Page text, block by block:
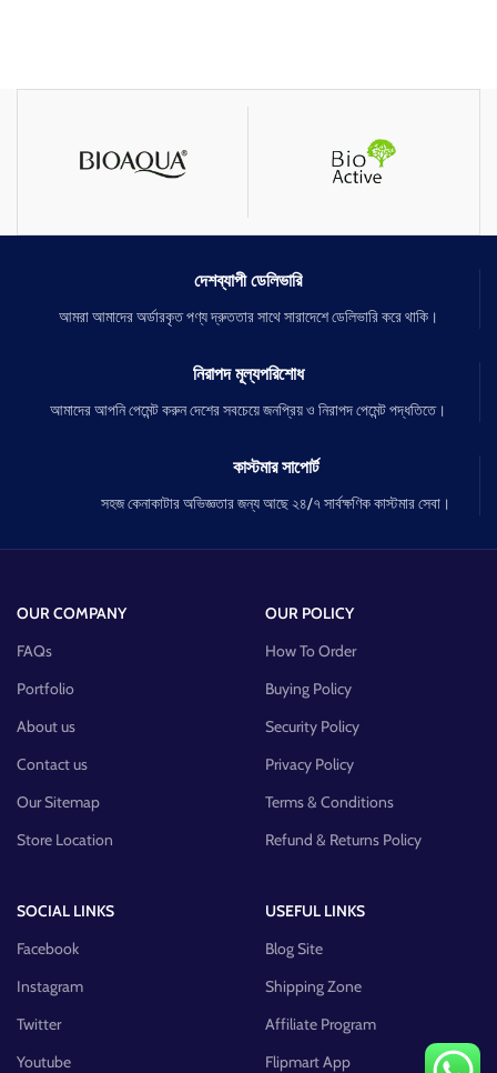
দেশব্যাপী ডেলিভারি
আমরা আমাদের অর্ডারকৃত পণ্য দ্রুততার সাথে সারাদেশে ডেলিভারি করে থাকি।
নিরাপদ মূল্যপরিশোধ
আমাদের আপনি পেমেন্ট করুন দেশের সবচেয়ে জনপ্রিয় ও নিরাপদ পেমেন্ট পদ্ধতিতে।
কাস্টমার সাপোর্ট
সহজ কেনাকাটার অভিজ্ঞতার জন্য আছে ২৪/৭ সার্বক্ষণিক কাস্টমার সেবা।
OUR COMPANY
FAQs
Portfolio
About us
Contact us
Our Sitemap
Store Location
OUR POLICY
How To Order
Buying Policy
Security Policy
Privacy Policy
Terms & Conditions
Refund & Returns Policy
SOCIAL LINKS
Facebook
Instagram
Twitter
Youtube
USEFUL LINKS
Blog Site
Shipping Zone
Affiliate Program
Flipmart App